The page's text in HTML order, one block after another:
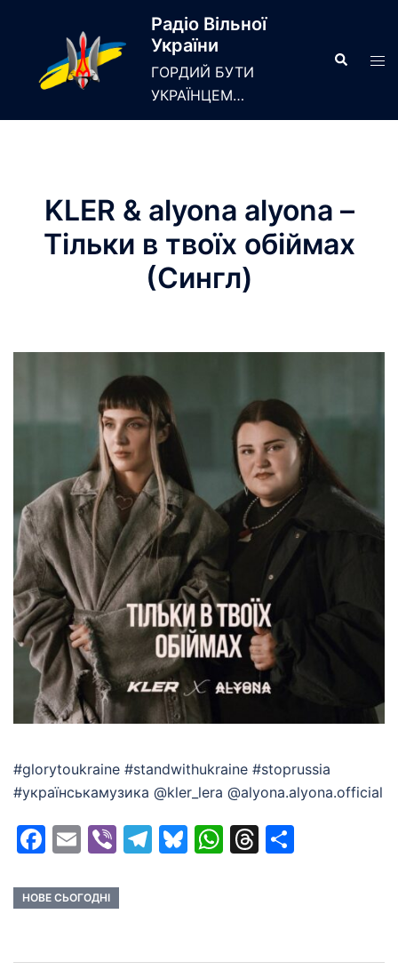
Радіо Вільної
України
ГОРДИЙ БУТИ
УКРАЇНЦЕМ…
Search
KLER & alyona alyona –
Тільки в твоїх обіймах
(Сингл)
#glorytoukraine #standwithukraine #stoprussia
#українськамузика @kler_lera @alyona.alyona.official
Facebook
EmailViberTelegram
Bluesky
WhatsApp
Threads
НОВЕ СЬОГОДНІ